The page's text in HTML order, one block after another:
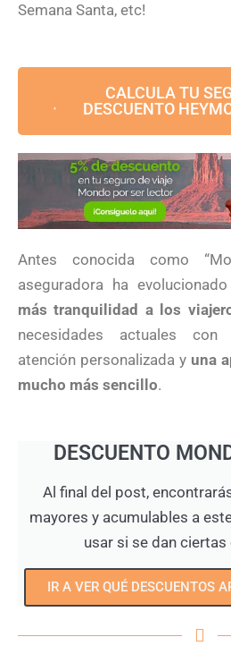
Semana Santa, etc!
CALCULA TU
DESCUENTO
Antes conocida como
aseguradora ha
más tranquilidad a los
necesidades actuales con
atención personalizada y una
mucho más sencillo.
DESCUENTO
Al final del post,
mayores y acumulables a
usar si se dan
IR A VER QUÉ DESCUENTOS